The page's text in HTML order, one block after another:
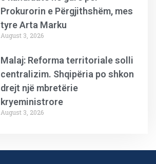
Prokurorin e Përgjithshëm, mes
tyre Arta Marku
August 3, 2026
Malaj: Reforma territoriale solli
centralizim. Shqipëria po shkon
drejt një mbretërie
kryeministrore
August 3, 2026